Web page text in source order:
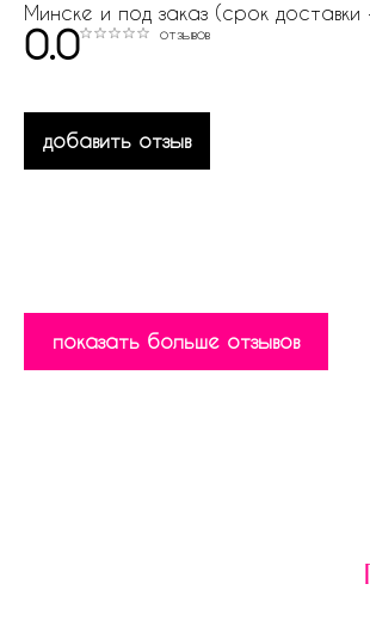
Минске и под заказ (срок доставки
0.0 отзывов
добавить отзыв
показать больше отзывов